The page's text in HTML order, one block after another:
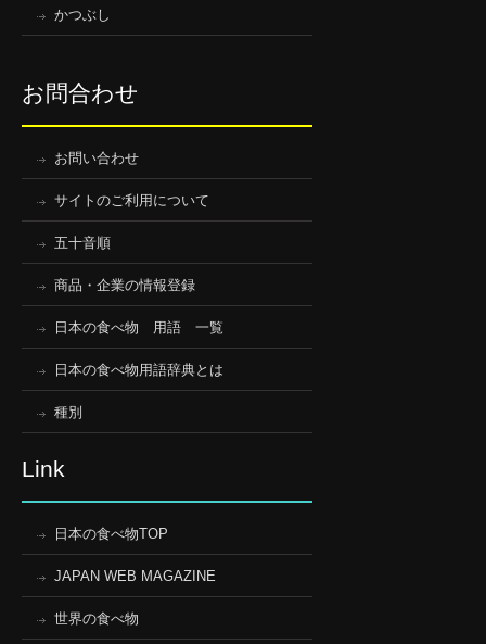
かつぶし
お問合わせ
お問い合わせ
サイトのご利用について
五十音順
商品・企業の情報登録
日本の食べ物 用語 一覧
日本の食べ物用語辞典とは
種別
Link
日本の食べ物TOP
JAPAN WEB MAGAZINE
世界の食べ物